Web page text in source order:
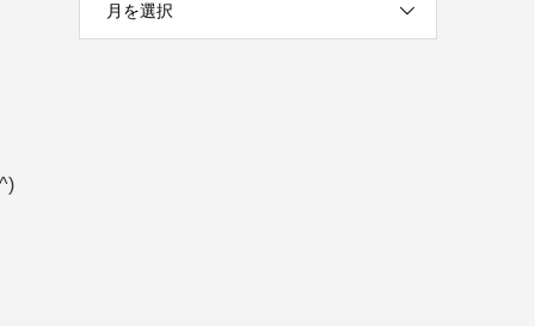
月を選択